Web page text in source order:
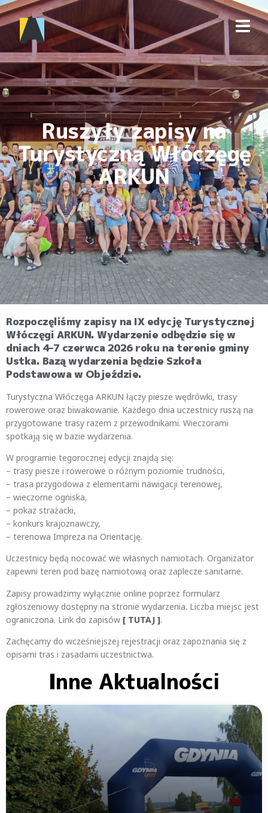
Ruszyły zapisy na
Turystyczną Włóczęgę
ARKUN
Rozpoczęliśmy zapisy na IX edycję Turystycznej
Włóczęgi ARKUN. Wydarzenie odbędzie się w
dniach 4–7 czerwca 2026 roku na terenie gminy
Ustka. Bazą wydarzenia będzie Szkoła
Podstawowa w Objeździe.
Turystyczna Włóczęga ARKUN łączy piesze wędrówki, trasy
rowerowe oraz biwakowanie. Każdego dnia uczestnicy ruszą na
przygotowane trasy razem z przewodnikami. Wieczorami
spotkają się w bazie wydarzenia.
W programie tegorocznej edycji znajdą się:
– trasy piesze i rowerowe o różnym poziomie trudności,
– trasa przygodowa z elementami nawigacji terenowej,
– wieczorne ogniska,
– pokaz strażacki,
– konkurs krajoznawczy,
– terenowa Impreza na Orientację.
Uczestnicy będą nocować we własnych namiotach. Organizator
zapewni teren pod bazę namiotową oraz zaplecze sanitarne.
Zapisy prowadzimy wyłącznie online poprzez formularz
zgłoszeniowy dostępny na stronie wydarzenia. Liczba miejsc jest
ograniczona. Link do zapisów [ TUTAJ ].
Zachęcamy do wcześniejszej rejestracji oraz zapoznania się z
opisami tras i zasadami uczestnictwa.
Inne Aktualności